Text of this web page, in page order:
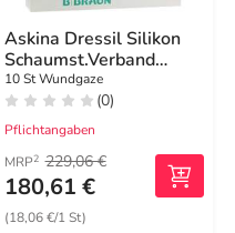
Askina Dressil Silikon
Schaumst.Verband
10x10cm
10 St Wundgaze
(0)
Pflichtangaben
MRP2 229,06 €
180,61 €
(18,06 €/1 St)